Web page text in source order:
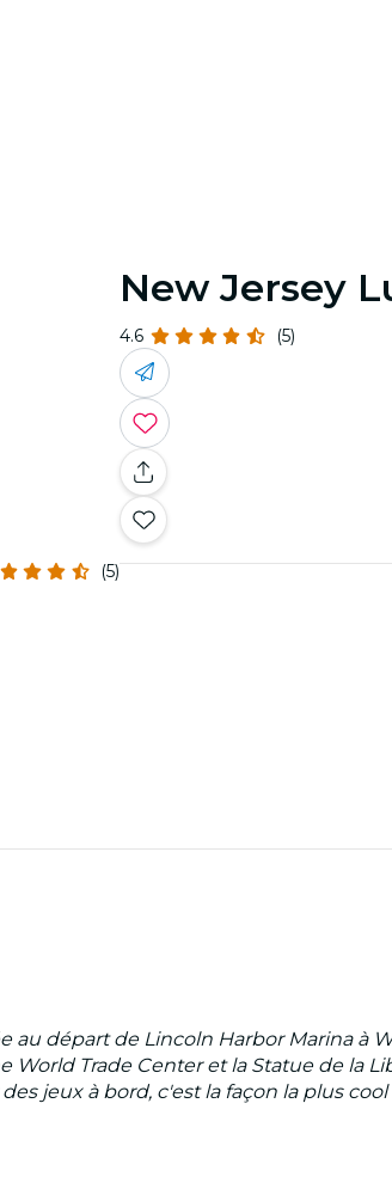
(5)
New Jersey
4.6 (5)
départ de Lincoln Harbor Marina à
World Trade Center et la Statue de la
jeux à bord, c'est la façon la plus